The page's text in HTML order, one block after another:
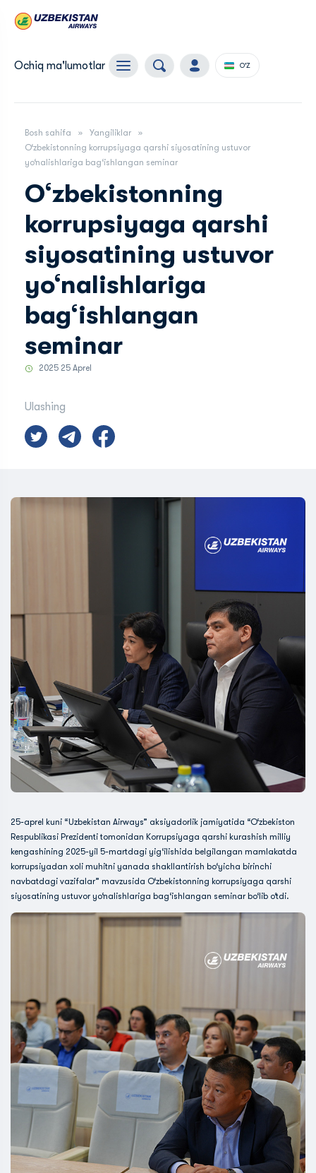
Ochiq ma'lumotlar O'Z
Bosh sahifa
Yangiliklar
O‘zbekistonning korrupsiyaga qarshi siyosatining ustuvor
yo‘nalishlariga bag‘ishlangan seminar
O‘zbekistonning
korrupsiyaga qarshi
siyosatining ustuvor
yo‘nalishlariga
bag‘ishlangan
seminar
2025 25 Aprel
Ulashing
25-aprel kuni “Uzbekistan Airways” aksiyadorlik jamiyatida “O‘zbekiston
Respublikasi Prezidenti tomonidan Korrupsiyaga qarshi kurashish milliy
kengashining 2025-yil 5-martdagi yig‘ilishida belgilangan mamlakatda
korrupsiyadan xoli muhitni yanada shakllantirish bo‘yicha birinchi
navbatdagi vazifalar” mavzusida O‘zbekistonning korrupsiyaga qarshi
siyosatining ustuvor yo‘nalishlariga bag‘ishlangan seminar bo‘lib o‘tdi.